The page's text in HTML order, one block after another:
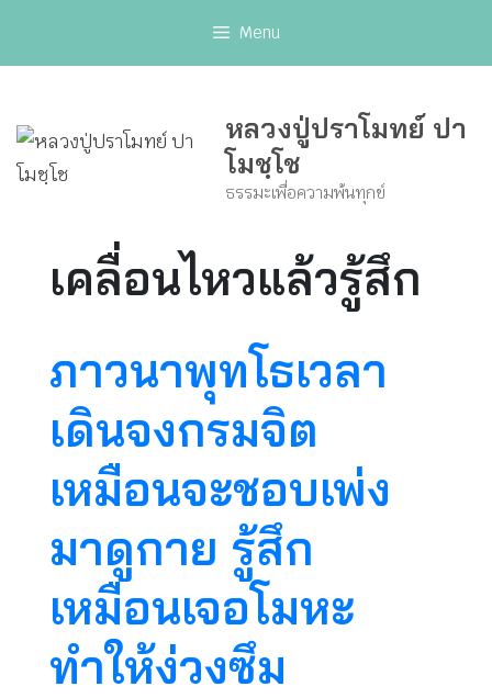
Menu
หลวงปู่ปราโมทย์ ปา
โมชฺโช
ธรรมะเพื่อความพ้นทุกข์
เคลื่อนไหวแล้วรู้สึก
ภาวนาพุทโธเวลา
เดินจงกรมจิต
เหมือนจะชอบเพ่ง
มาดูกาย รู้สึก
เหมือนเจอโมหะ
ทำให้ง่วงซึม